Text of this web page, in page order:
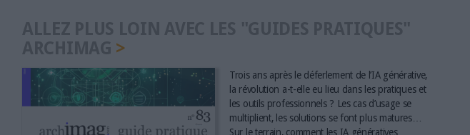
Trois ans après le déferlement de l’IA générative,
la révolution a-t-elle eu lieu dans les pratiques et
les outils professionnels ? Les cas d’usage se
multiplient, les solutions se font plus matures…
Sur le terrain, comment les IA génératives